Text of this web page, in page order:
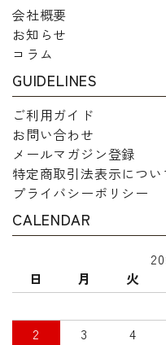
会社概要
お知らせ
コラム
GUIDELINES
ご利用ガイド
お問い合わせ
メールマガジン登録
特定商取引法表示につい
プライバシーポリシー
CALENDAR
日
月 火
2
3 4